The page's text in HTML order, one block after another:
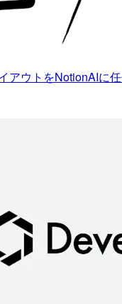
アウトをNotionAIに